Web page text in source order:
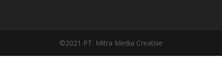
©2021 PT. Mitra Media Creative